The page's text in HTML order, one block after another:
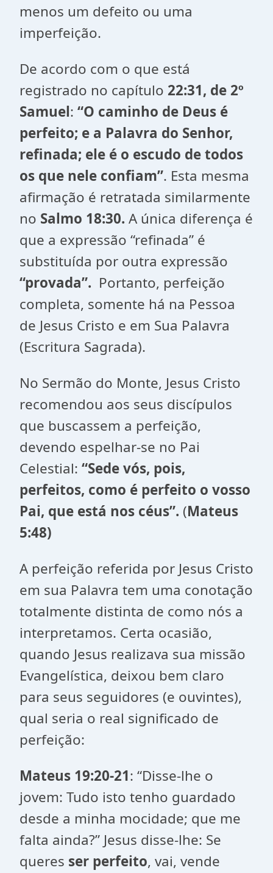
menos um defeito ou uma
imperfeição.
De acordo com o que está
registrado no capítulo 22:31, de 2º
Samuel: “O caminho de Deus é
perfeito; e a Palavra do Senhor,
refinada; ele é o escudo de todos
os que nele confiam”. Esta mesma
afirmação é retratada similarmente
no Salmo 18:30. A única diferença é
que a expressão “refinada” é
substituída por outra expressão
“provada”. Portanto, perfeição
completa, somente há na Pessoa
de Jesus Cristo e em Sua Palavra
(Escritura Sagrada).
No Sermão do Monte, Jesus Cristo
recomendou aos seus discípulos
que buscassem a perfeição,
devendo espelhar-se no Pai
Celestial: “Sede vós, pois,
perfeitos, como é perfeito o vosso
Pai, que está nos céus”. (Mateus
5:48)
A perfeição referida por Jesus Cristo
em sua Palavra tem uma conotação
totalmente distinta de como nós a
interpretamos. Certa ocasião,
quando Jesus realizava sua missão
Evangelística, deixou bem claro
para seus seguidores (e ouvintes),
qual seria o real significado de
perfeição:
Mateus 19:20-21: “Disse-lhe o
jovem: Tudo isto tenho guardado
desde a minha mocidade; que me
falta ainda?” Jesus disse-lhe: Se
queres ser perfeito, vai, vende